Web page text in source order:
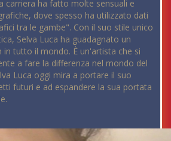
carriera ha fatto molte sensuali e
dove spesso ha utilizzato dati
tra le gambe". Con il suo stile unico
Selva Luca ha guadagnato un
in tutto il mondo. È un'artista che si
a fare la differenza nel mondo del
Luca oggi mira a portare il suo
futuri e ad espandere la sua portata